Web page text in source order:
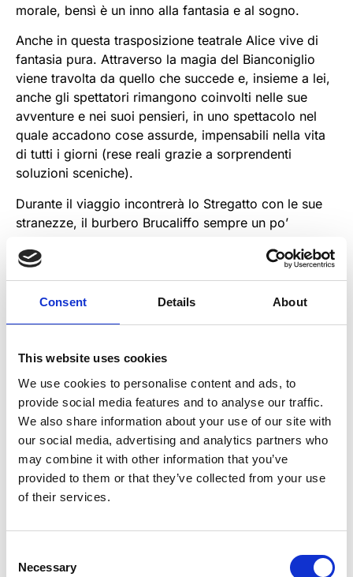
Consent Details About
This website uses cookies
We use cookies to personalise content and ads, to
provide social media features and to analyse our traffic.
We also share information about your use of our site with
our social media, advertising and analytics partners who
may combine it with other information that you’ve
provided to them or that they’ve collected from your use
of their services.
Selection
Necessary
morale, bensì è un inno alla fantasia e al sogno.
Anche in questa trasposizione teatrale Alice vive di
fantasia pura. Attraverso la magia del Bianconiglio
viene travolta da quello che succede e, insieme a lei,
anche gli spettatori rimangono coinvolti nelle sue
avventure e nei suoi pensieri, in uno spettacolo nel
quale accadono cose assurde, impensabili nella vita
di tutti i giorni (rese reali grazie a sorprendenti
soluzioni sceniche).
Durante il viaggio incontrerà lo Stregatto con le sue
stranezze, il burbero Brucaliffo sempre un po’
Matto, fino a giungere al cospetto della Regina … “Ma
attenta Alice! La Regina ama solo le rose rosse… se
gliene porti una bianca…” Quante volte ci siamo
svoltato l’angolo o non l’avessimo fatto…avremmo
vita oppure non sarebbe cambiato nulla? Si vive una
volta sola, non ci possono essere termini di paragone
con altre vite e ogni scelta deve essere fatta col
cuore, col cervello e con un pizzico di audacia. È
questo il sogno di Alice…